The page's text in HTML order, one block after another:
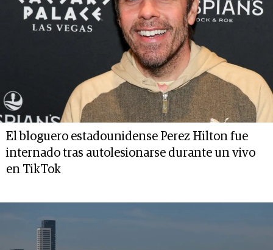
El bloguero estadounidense Perez Hilton fue
internado tras autolesionarse durante un vivo
en TikTok